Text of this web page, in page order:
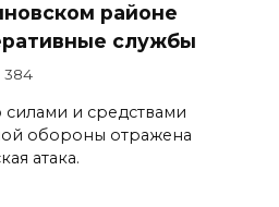
районе
службы
384
и средствами
обороны отражена
атака.